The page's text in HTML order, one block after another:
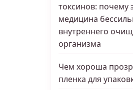
токсинов: почему
медицина
внутреннего
организма
Чем хороша
пленка для